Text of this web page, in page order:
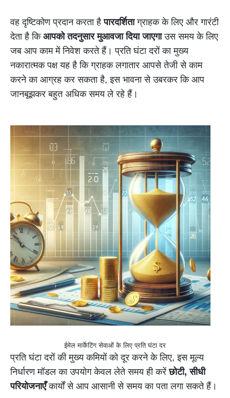
वह दृष्टिकोण प्रदान करता हैपारदर्शिताग्राहक के लिए और गारंटी
देता है कि आपको तदनुसार मुआवजा दिया जाएगाउस समय के लिए
जब आप काम में निवेश करते हैं। प्रति घंटा दरों का मुख्य
नकारात्मक पक्ष यह है कि ग्राहक लगातार आपसे तेजी से काम
करने का आग्रह कर सकता है, इस भावना से उबरकर कि आप
जानबूझकर बहुत अधिक समय ले रहे हैं।
ईमेल मार्केटिंग सेवाओं के लिए प्रति घंटा दर
प्रति घंटा दरों की मुख्य कमियों को दूर करने के लिए, इस मूल्य
निर्धारण मॉडल का उपयोग केवल लेते समय ही करेंछोटी, सीधी
परियोजनाएँकार्यों से आप आसानी से समय का पता लगा सकते हैं।